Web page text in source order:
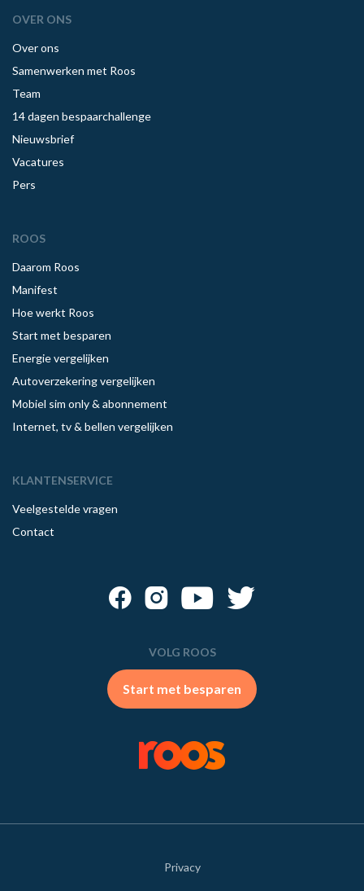
OVER ONS
Over ons
Samenwerken met Roos
Team
14 dagen bespaarchallenge
Nieuwsbrief
Vacatures
Pers
ROOS
Daarom Roos
Manifest
Hoe werkt Roos
Start met besparen
Energie vergelijken
Autoverzekering vergelijken
Mobiel sim only & abonnement
Internet, tv & bellen vergelijken
KLANTENSERVICE
Veelgestelde vragen
Contact
VOLG ROOS
Start met besparen
Privacy